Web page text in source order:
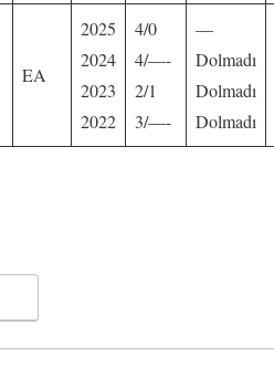
EA
2025
2024
2023
2022
4/0
4/—-
2/1
3/—-
—
Dolmadı
Dolmadı
Dolmadı